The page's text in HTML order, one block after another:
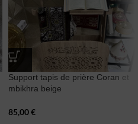
Support tapis de prière Coran et
mbikhra beige
85,00€